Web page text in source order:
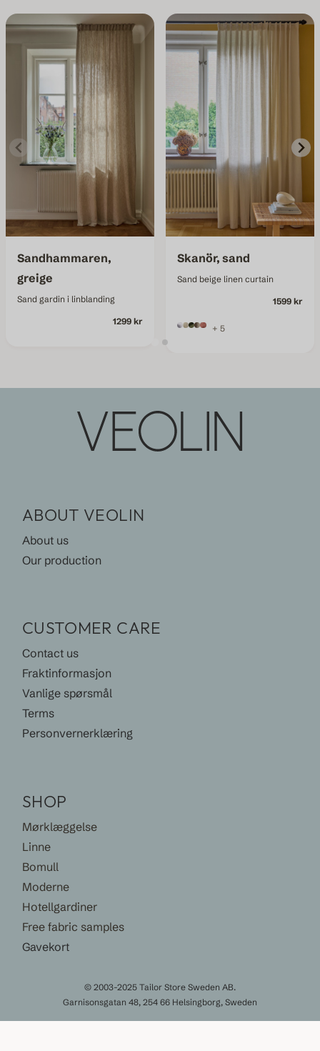
Sandhammaren,
greige
Sand gardin i linblanding
1299 kr
Skanör, sand
Sand beige linen curtain
1599 kr
+ 5
ABOUT VEOLIN
About us
Our production
CUSTOMER CARE
Contact us
Fraktinformasjon
Vanlige spørsmål
Terms
Personvernerklæring
SHOP
Mørklæggelse
Linne
Bomull
Moderne
Hotellgardiner
Free fabric samples
Gavekort
© 2003-2025 Tailor Store Sweden AB.
Garnisonsgatan 48, 254 66 Helsingborg, Sweden